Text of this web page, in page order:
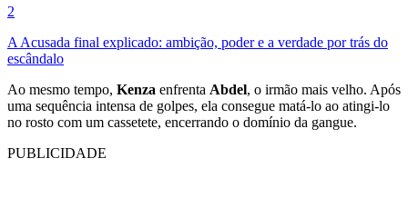
2
A Acusada final explicado: ambição, poder e a verdade por trás do
escândalo
Ao mesmo tempo, Kenza enfrenta Abdel, o irmão mais velho. Após
uma sequência intensa de golpes, ela consegue matá-lo ao atingi-lo
no rosto com um cassetete, encerrando o domínio da gangue.
PUBLICIDADE